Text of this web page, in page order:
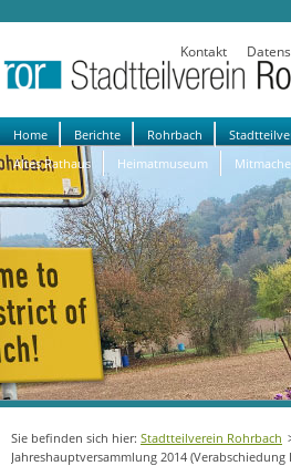
Kontakt
Navigation
überspringen
Home Berichte Rohrbach
Altes Rathaus
Heimatmuseum
Stadtteilverein Rohrbach
Jahreshauptversammlung 2014